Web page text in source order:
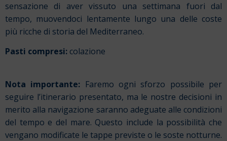
sensazione di aver vissuto una settimana fuori dal
tempo, muovendoci lentamente lungo una delle coste
più ricche di storia del Mediterraneo.
Pasti compresi: colazione
Nota importante: Faremo ogni sforzo possibile per
seguire l’itinerario presentato, ma le nostre decisioni in
merito alla navigazione saranno adeguate alle condizioni
del tempo e del mare. Questo include la possibilità che
vengano modificate le tappe previste o le soste notturne.